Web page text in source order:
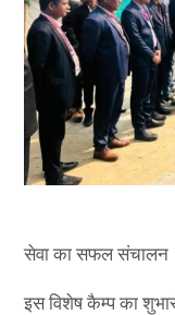
सेवा का सफल संचालन
इस विशेष कैम्प का